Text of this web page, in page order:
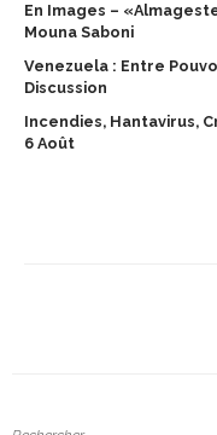
En Images –
Mouna Saboni
Venezuela : Entre
Discussion
Incendies, Hantavirus,
6 Août